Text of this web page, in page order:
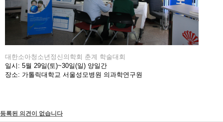
대한소아청소년정신의학회 춘계 학술대회
일시: 5월 29일(토)~30일(일) 양일간
장소: 가톨릭대학교 서울성모병원 의과학연구원
등록된 의견이 없습니다